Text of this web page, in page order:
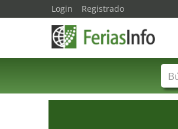
Login Registrado